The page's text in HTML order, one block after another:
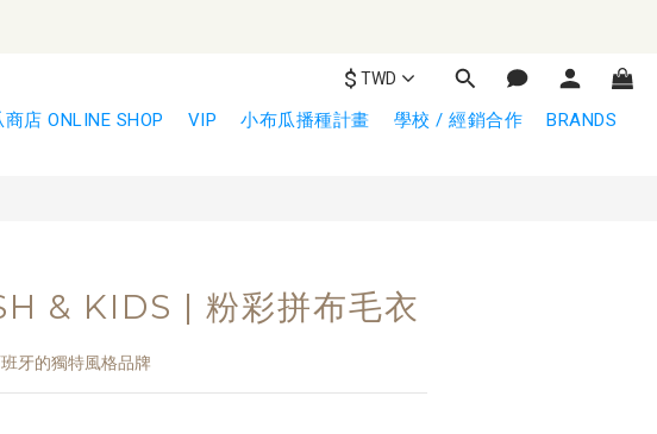
$ TWD
店 ONLINE SHOP VIP 小布瓜播種計畫 學校 / 經銷合作 BRANDS
& KIDS | 粉彩拼布毛衣
牙的獨特風格品牌
立即購買